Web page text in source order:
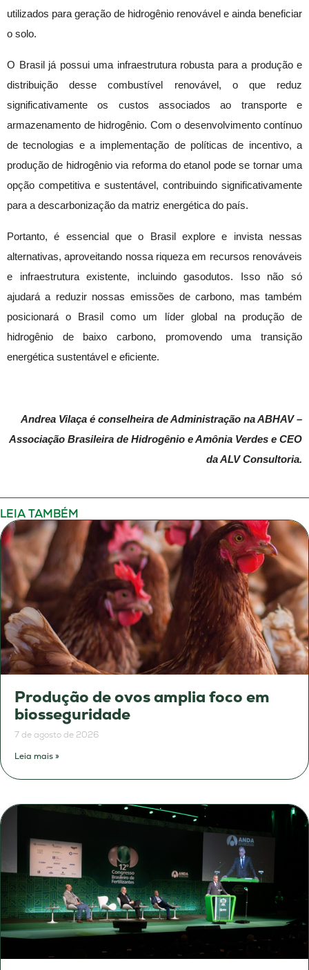
utilizados para geração de hidrogênio renovável e ainda beneficiar
o solo.
O Brasil já possui uma infraestrutura robusta para a produção e
distribuição desse combustível renovável, o que reduz
significativamente os custos associados ao transporte e
armazenamento de hidrogênio. Com o desenvolvimento contínuo
de tecnologias e a implementação de políticas de incentivo, a
produção de hidrogênio via reforma do etanol pode se tornar uma
opção competitiva e sustentável, contribuindo significativamente
para a descarbonização da matriz energética do país.
Portanto, é essencial que o Brasil explore e invista nessas
alternativas, aproveitando nossa riqueza em recursos renováveis
e infraestrutura existente, incluindo gasodutos. Isso não só
ajudará a reduzir nossas emissões de carbono, mas também
posicionará o Brasil como um líder global na produção de
hidrogênio de baixo carbono, promovendo uma transição
energética sustentável e eficiente.
Andrea Vilaça é conselheira de Administração na ABHAV –
Associação Brasileira de Hidrogênio e Amônia Verdes e CEO
da ALV Consultoria.
LEIA TAMBÉM
Produção de ovos amplia foco em
biosseguridade
7 de agosto de 2026
Leia mais »